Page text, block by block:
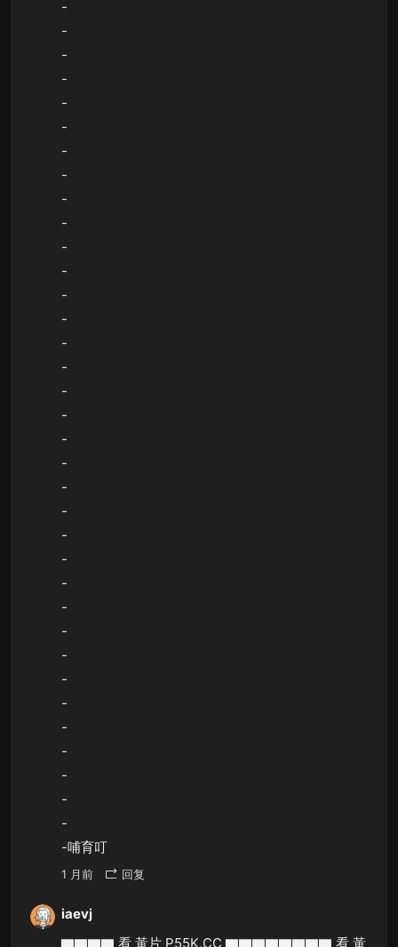
-
-
-
-
-
-
-
-
-
-
-
-
-
-
-
-
-
-
-
-
-
-
-
-
-
-
-
-
-
-
-
-
-
-
-
-哺育叮
1 月前 回复
iaevj
▇▇▇▇ 看 黃片 P55K.CC ▇▇▇▇▇▇▇▇ 看 黃